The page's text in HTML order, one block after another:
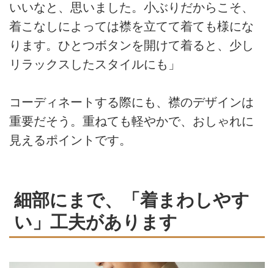
いいなと、思いました。小ぶりだからこそ、
着こなしによっては襟を立てて着ても様にな
ります。ひとつボタンを開けて着ると、少し
リラックスしたスタイルにも」
コーディネートする際にも、襟のデザインは
重要だそう。重ねても軽やかで、おしゃれに
見えるポイントです。
細部にまで、「着まわしやす
い」工夫があります